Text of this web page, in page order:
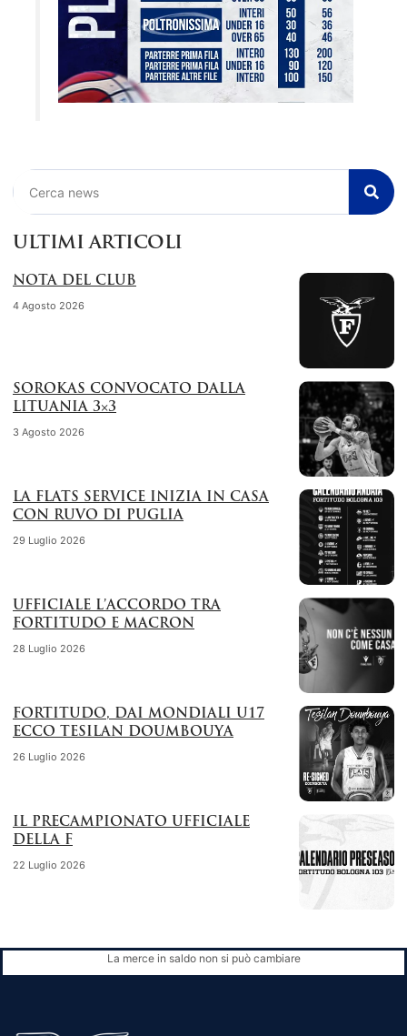
ULTIMI ARTICOLI
NOTA DEL CLUB
4 Agosto 2026
SOROKAS CONVOCATO DALLA
LITUANIA 3×3
3 Agosto 2026
LA FLATS SERVICE INIZIA IN CASA
CON RUVO DI PUGLIA
29 Luglio 2026
UFFICIALE L’ACCORDO TRA
FORTITUDO E MACRON
28 Luglio 2026
FORTITUDO, DAI MONDIALI U17
ECCO TESILAN DOUMBOUYA
26 Luglio 2026
IL PRECAMPIONATO UFFICIALE
DELLA F
22 Luglio 2026
La merce in saldo non si può cambiare